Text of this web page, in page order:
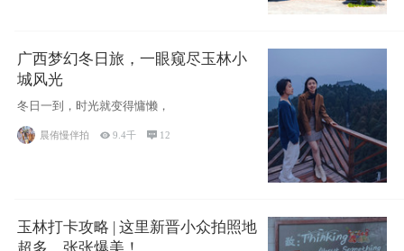
广西梦幻冬日旅，一眼窥尽玉林小
城风光
冬日一到，时光就变得慵懒，
晨侑慢伴拍 9.4千  12
玉林打卡攻略 | 这里新晋小众拍照地